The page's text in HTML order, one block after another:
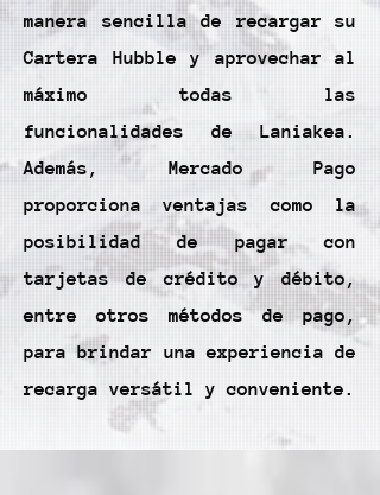
manera sencilla de recargar su
Cartera Hubble y aprovechar al
máximo todas las
funcionalidades de Laniakea.
Además, Mercado Pago
proporciona ventajas como la
posibilidad de pagar con
tarjetas de crédito y débito,
entre otros métodos de pago,
para brindar una experiencia de
recarga versátil y conveniente.